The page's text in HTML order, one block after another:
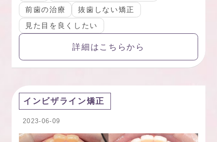
前歯の治療
抜歯しない矯正
見た目を良くしたい
詳細はこちらから
インビザライン矯正
2023-06-09